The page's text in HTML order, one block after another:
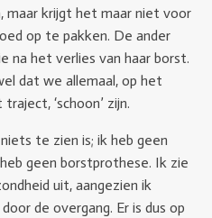
maar krijgt het maar niet voor
op te pakken. De ander
na het verlies van haar borst.
dat we allemaal, op het
‘schoon’ zijn.
te zien is; ik heb geen
geen borstprothese. Ik zie
uit, aangezien ik
de overgang. Er is dus op